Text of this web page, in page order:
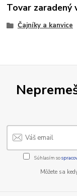
Tovar zaradený
Čajníky a kanvice
Súhlasím so
Môžete sa